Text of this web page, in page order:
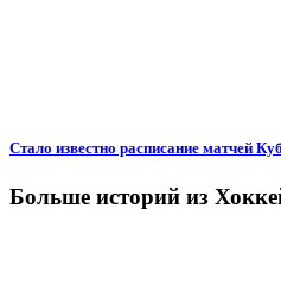
Стало известно расписание матчей
Больше историй из